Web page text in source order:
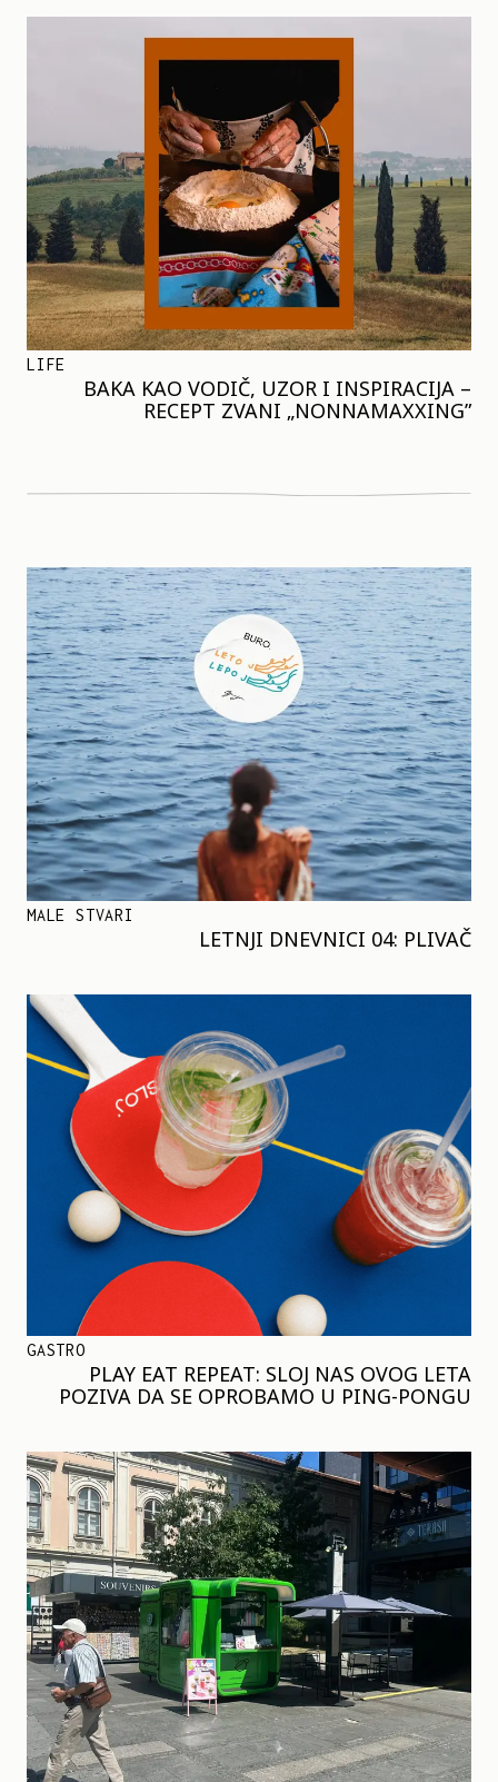
LIFE
BAKA KAO VODIČ, UZOR I INSPIRACIJA –
RECEPT ZVANI „NONNAMAXXING”
MALE STVARI
LETNJI DNEVNICI 04: PLIVAČ
GASTRO
PLAY EAT REPEAT: SLOJ NAS OVOG LETA
POZIVA DA SE OPROBAMO U PING-PONGU